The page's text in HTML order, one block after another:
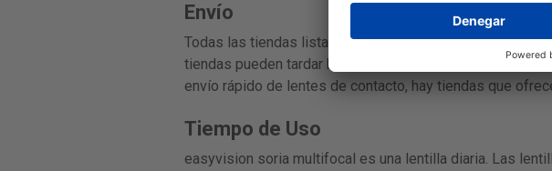
Envío
Todas las tiendas listadas en esta página realizan
tiendas pueden tardar hasta 3-7 días. El tiempo de
envío rápido de lentes de contacto, hay tiendas que
Tiempo de Uso
easyvision soria multifocal es una lentilla diaria. Las